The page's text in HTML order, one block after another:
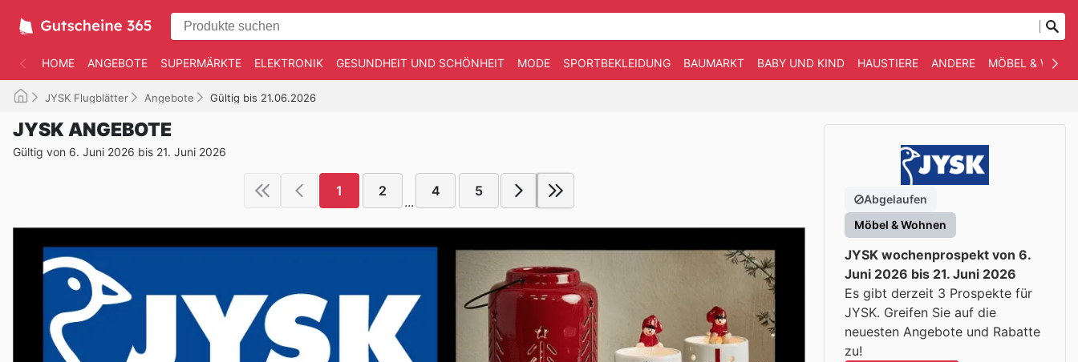
HOME ANGEBOTE SUPERMÄRKTE ELEKTRONIK GESUNDHEIT UND SCHÖNHEIT MODE SPORTBEKLEIDUNG BAUMARKT BABY UND KIND HAUSTIERE ANDERE MÖBEL &
JYSK Flugblätter Angebote Gültig bis 21.06.2026
JYSK ANGEBOTE
Gültig von 6. Juni 2026 bis 21. Juni 2026
1 2
...
4 5
Abgelaufen
Möbel & Wohnen
JYSK wochenprospekt von 6.
Juni 2026 bis 21. Juni 2026
Es gibt derzeit 3 Prospekte für
JYSK. Greifen Sie auf die
neuesten Angebote und Rabatte
zu!